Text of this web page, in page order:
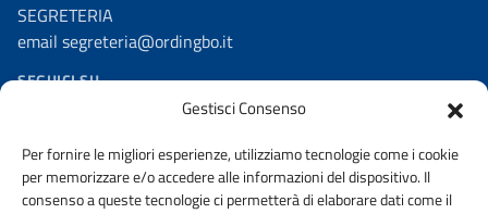
Gestisci Consenso
Per fornire le migliori esperienze, utilizziamo tecnologie come i cookie
per memorizzare e/o accedere alle informazioni del dispositivo. Il
consenso a queste tecnologie ci permetterà di elaborare dati come il
SEGRETERIA
email segreteria@ordingbo.it
SEGUICI SU
Linkedin
Youtube